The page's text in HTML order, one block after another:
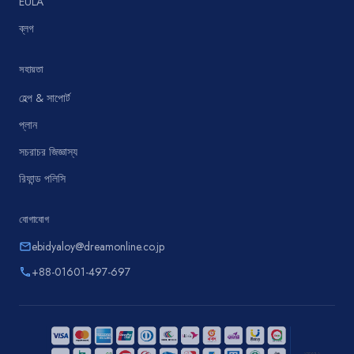
ব্লগ
সহায়তা
হেল্প & সাপোর্ট
প্লান
সচরাচর জিজ্ঞাস্য
রিফান্ড পলিসি
যোগাযোগ
emailebidyaloy@dreamonline.co.jp
phone+88-01601-497-697